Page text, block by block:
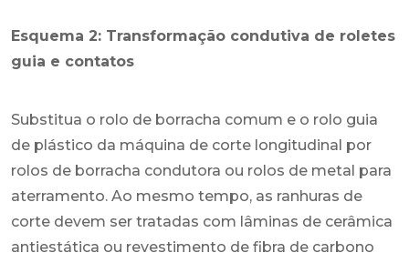
Esquema 2: Transformação condutiva de roletes
guia e contatos
Substitua o rolo de borracha comum e o rolo guia
de plástico da máquina de corte longitudinal por
rolos de borracha condutora ou rolos de metal para
aterramento. Ao mesmo tempo, as ranhuras de
corte devem ser tratadas com lâminas de cerâmica
antiestática ou revestimento de fibra de carbono